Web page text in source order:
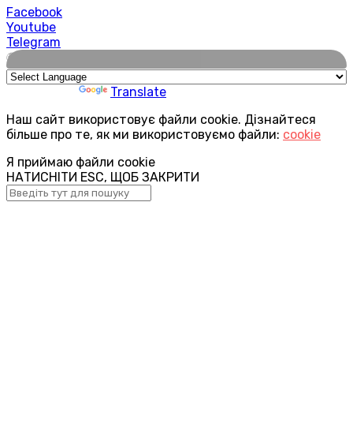
Facebook
Youtube
Telegram
🌍
Translate
Наш сайт використовує файли cookie. Дізнайтеся
більше про те, як ми використовуємо файли: cookie
Я приймаю файли cookie
НАТИСНІТИ ESC, ЩОБ ЗАКРИТИ